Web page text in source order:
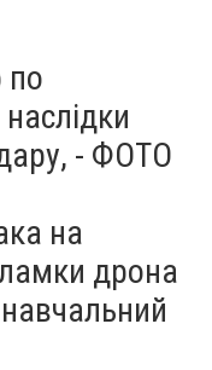
по
- ФОТО
на
дрона